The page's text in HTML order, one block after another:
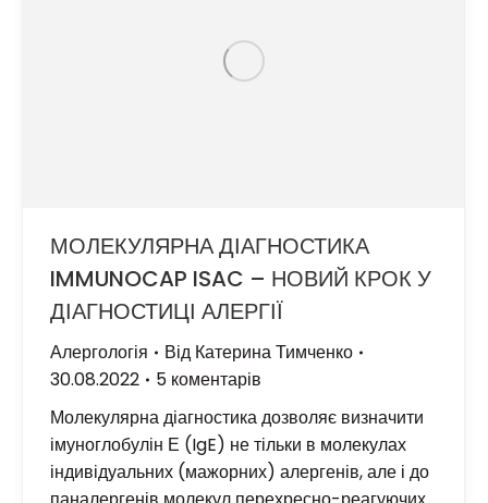
МОЛЕКУЛЯРНА ДІАГНОСТИКА
IMMUNOCAP ISAC – НОВИЙ КРОК У
ДІАГНОСТИЦІ АЛЕРГІЇ
Алергологія Від Катерина Тимченко
30.08.2022
5 коментарів
Молекулярна діагностика дозволяє визначити
імуноглобулін Е (IgE) не тільки в молекулах
індивідуальних (мажорних) алергенів, але і до